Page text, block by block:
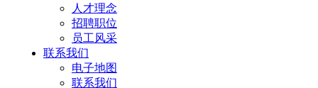
人才理念
招聘职位
员工风采
联系我们
电子地图
联系我们